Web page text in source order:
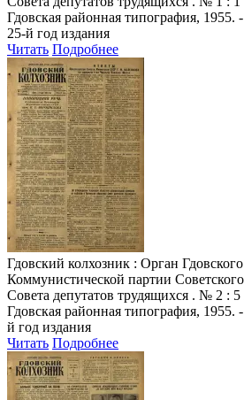
Гдовская районная типография,
25-й год издания
Читать Подробнее
Гдовский колхозник : Орган
Коммунистической партии
Совета депутатов трудящихся . № 2 : 5
Гдовская районная типография, 1955.
й год издания
Читать Подробнее